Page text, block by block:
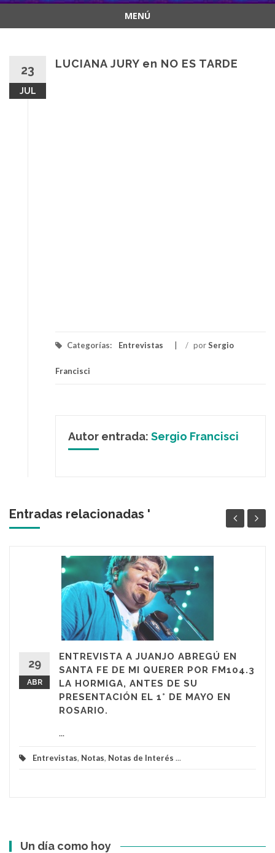
MENÚ
23
JUL
LUCIANA JURY en NO ES TARDE
Categorías: Entrevistas / porSergio
Francisci
Autor entrada: Sergio Francisci
Entradas relacionadas '
29
ABR
ENTREVISTA A JUANJO ABREGÚ EN
SANTA FE DE MI QUERER POR FM104.3
LA HORMIGA, ANTES DE SU
PRESENTACIÓN EL 1° DE MAYO EN
ROSARIO.
...
Entrevistas, Notas, Notas de Interés ...
Un día como hoy